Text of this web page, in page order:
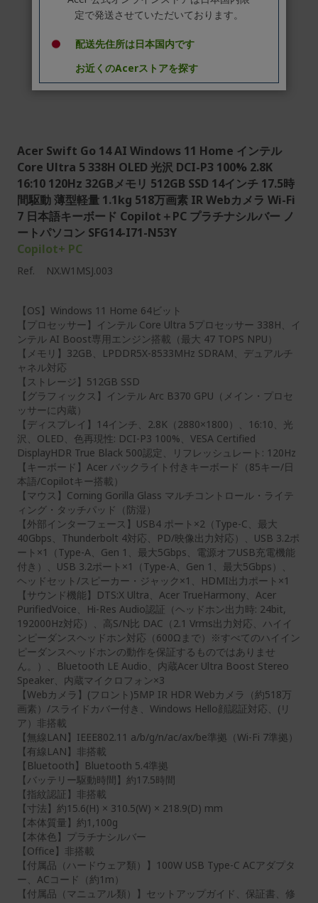
Acer Swift Go 14 AI Windows 11 Home インテル
Core Ultra 5 338H OLED 光沢 DCI-P3 100% 2.8K
16:10 120Hz 32GBメモリ 512GB SSD 14インチ 17.5時
間駆動 薄型軽量 1.1kg 518万画素 IR Webカメラ Wi-Fi
7 日本語キーボード Copilot＋PC プラチナシルバー ノ
ートパソコン SFG14-I71-N53Y
Copilot+ PC
Ref. NX.W1MSJ.003
【OS】Windows 11 Home 64ビット
【プロセッサー】インテル Core Ultra 5プロセッサー 338H、イ
ンテル AI Boost専用エンジン搭載（最大 47 TOPS NPU）
【メモリ】32GB、LPDDR5X-8533MHz SDRAM、デュアルチ
ャネル対応
【ストレージ】512GB SSD
【グラフィックス】インテル Arc B370 GPU（メイン・プロセ
ッサーに内蔵）
【ディスプレイ】14インチ、2.8K（2880×1800）、16:10、光
沢、OLED、色再現性: DCI-P3 100%、VESA Certified
DisplayHDR True Black 500認定、リフレッシュレート: 120Hz
【キーボード】Acer バックライト付きキーボード（85キー/日
本語/Copilotキー搭載）
【マウス】Corning Gorilla Glass マルチコントロール・ライテ
ィング・タッチパッド（防湿）
【外部インターフェース】USB4 ポート×2（Type-C、最大
40Gbps、Thunderbolt 4対応、PD/映像出力対応）、USB 3.2ポ
ート×1（Type-A、Gen 1、最大5Gbps、電源オフUSB充電機能
付き）、USB 3.2ポート×1（Type-A、Gen 1、最大5Gbps）、
ヘッドセット/スピーカー・ジャック×1、HDMI出力ポート×1
【サウンド機能】DTS:X Ultra、Acer TrueHarmony、Acer
PurifiedVoice、Hi-Res Audio認証（ヘッドホン出力時: 24bit,
192000Hz対応）、高S/N比 DAC（2.1 Vrms出力対応、ハイイ
ンピーダンスヘッドホン対応（600Ωまで）※すべてのハイイン
ピーダンスヘッドホンの動作を保証するものではありませ
ん。）、Bluetooth LE Audio、内蔵Acer Ultra Boost Stereo
Speaker、内蔵マイクロフォン×3
【Webカメラ】(フロント)5MP IR HDR Webカメラ（約518万
画素）/スライドカバー付き、Windows Hello顔認証対応、(リ
ア）非搭載
【無線LAN】IEEE802.11 a/b/g/n/ac/ax/be準拠（Wi-Fi 7準拠）
【有線LAN】非搭載
【Bluetooth】Bluetooth 5.4準拠
【バッテリー駆動時間】約17.5時間
【指紋認証】非搭載
【寸法】約15.6(H) × 310.5(W) × 218.9(D) mm
【本体質量】約1,100g
【本体色】プラチナシルバー
【Office】非搭載
【付属品（ハードウェア類）】100W USB Type-C ACアダプタ
ー、ACコード（約1m）
【付属品（マニュアル類）】セットアップガイド、保証書、修
定で発送させていただいております。
配送先住所は日本国内です
お近くのAcerストアを探す